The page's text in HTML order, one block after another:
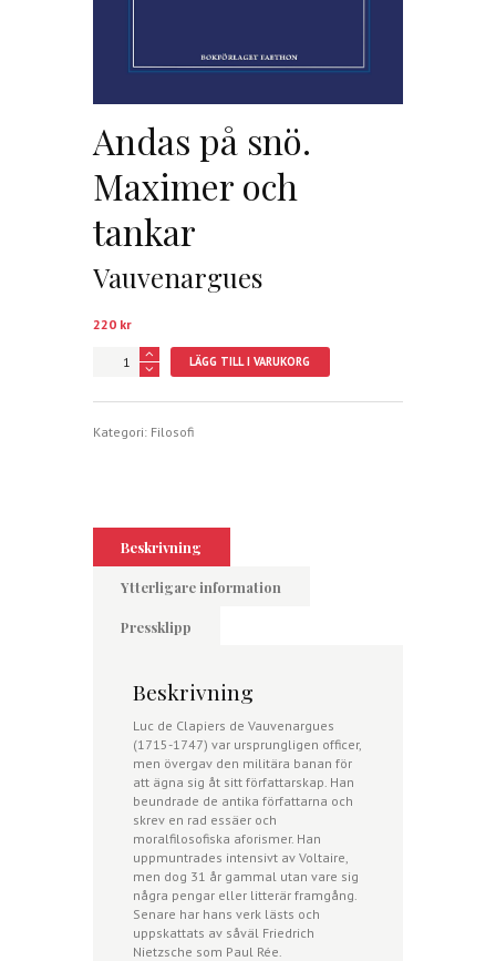
Andas på snö.
Maximer och
tankar
Vauvenargues
220 kr
Andas
och
LÄGG TILL I VARUKORG
Kategori: Filosofi
Beskrivning
Ytterligare information
Pressklipp
Beskrivning
Luc de Clapiers de Vauvenargues
(1715-1747) var ursprungligen officer,
men övergav den militära banan för
att ägna sig åt sitt författarskap. Han
beundrade de antika författarna och
skrev en rad essäer och
moralfilosofiska aforismer. Han
uppmuntrades intensivt av Voltaire,
men dog 31 år gammal utan vare sig
några pengar eller litterär framgång.
Senare har hans verk lästs och
uppskattats av såväl Friedrich
Nietzsche som Paul Rée.